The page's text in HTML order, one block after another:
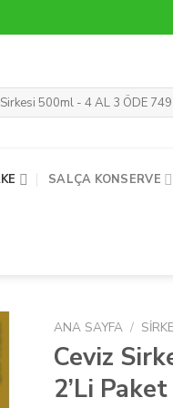
SALÇA KONSERVE
ANA SAYFA /
Ceviz
2’Li Paket